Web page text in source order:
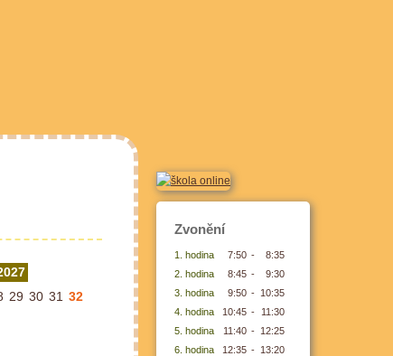
29 30 31 32
Zvonění
1. hodina 7:50 -
8:35
2. hodina
8:45 -
9:30
3. hodina
9:50 - 10:35
4. hodina
10:45 -
11:30
5. hodina
11:40 - 12:25
6. hodina
12:35 - 13:20